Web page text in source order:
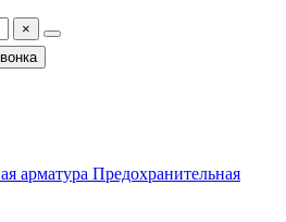
×
Предохранительная